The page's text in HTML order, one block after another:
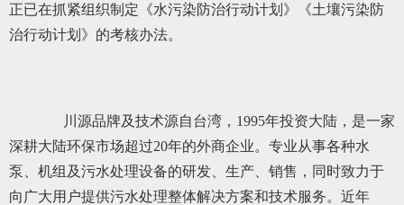
正已在抓紧组织制定《水污染防治行动计划》《土壤污染防
治行动计划》的考核办法。
川源品牌及技术源自台湾，1995年投资大陆，是一家
深耕大陆环保市场超过20年的外商企业。专业从事各种水
泵、机组及污水处理设备的研发、生产、销售，同时致力于
向广大用户提供污水处理整体解决方案和技术服务。近年